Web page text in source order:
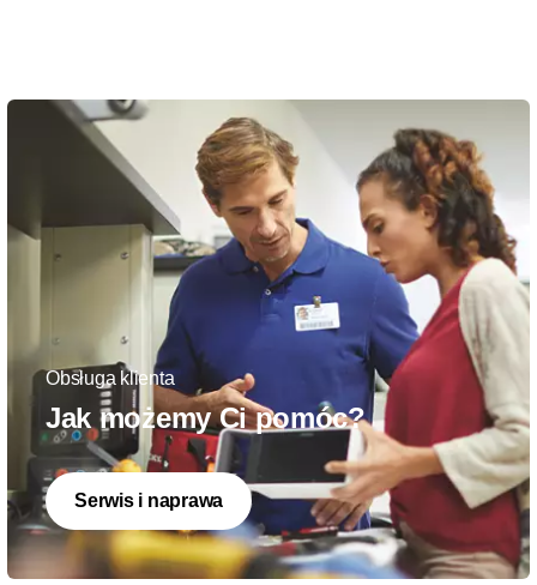
Obsługa klienta
Jak możemy Ci pomóc?
Serwis i naprawa